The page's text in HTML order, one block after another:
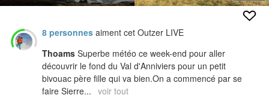
8 personnes aiment cet Outzer LIVE
Thoams Superbe météo ce week-end pour aller
découvrir le fond du Val d'Anniviers pour un petit
bivouac père fille qui va bien.On a commencé par se
faire Sierre... voir tout